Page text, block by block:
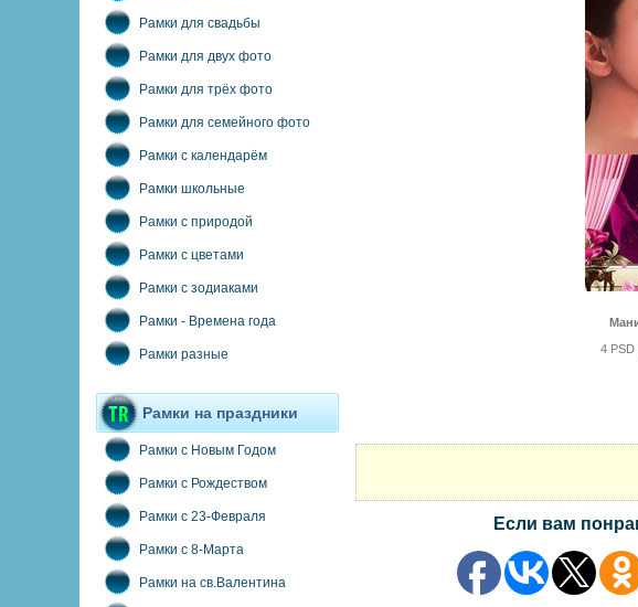
Рамки для свадьбы
Рамки для двух фото
Рамки для трёх фото
Рамки для семейного фото
Рамки с календарём
Рамки школьные
Рамки с природой
Рамки с цветами
Рамки с зодиаками
Рамки - Времена года
Рамки разные
Рамки на праздники
Рамки с Новым Годом
Рамки с Рождеством
Рамки с 23-Февраля
Рамки с 8-Марта
Рамки на св.Валентина
4 PSD
Если вам